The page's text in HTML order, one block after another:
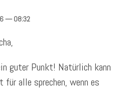
— 08:32
guter Punkt! Natürlich kann
für alle sprechen, wenn es